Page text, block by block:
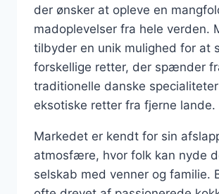
der ønsker at opleve en
madoplevelser fra hele verden.
tilbyder en unik mulighed for at
forskellige retter, der spænder
traditionelle danske
eksotiske retter fra fjerne lande.
Markedet er kendt for sin
atmosfære, hvor folk kan nyde
selskab med venner og familie.